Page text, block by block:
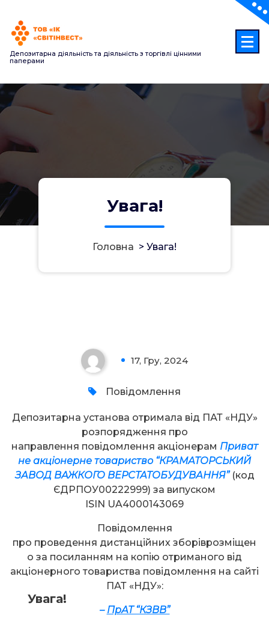
контенту
Депозитарна діяльність та діяльність з торгівлі цінними
паперами
Увага!
Головна > Увага!
17, Гру, 2024
Повідомлення
Увага!
Депозитарна установа отримала від ПАТ «НДУ»
розпорядження про
направлення повідомлення акціонерам Приват
не акціонерне товариство “КРАМАТОРСЬКИЙ
ЗАВОД ВАЖКОГО ВЕРСТАТОБУДУВАННЯ” (код
ЄДРПОУ00222999) за випуском
ISIN UA4000143069
Повідомлення
про проведення дистанційних зборіврозміщен
о за посиланням на копію отриманого від
акціонерного товариства повідомлення на сайті
ПАТ «НДУ»:
– ПрАТ “КЗВВ”